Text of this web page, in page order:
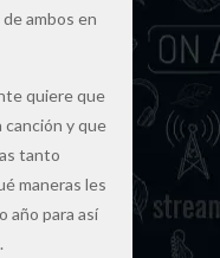
ambos en
quiere que
canción y que
tanto
maneras les
año para así